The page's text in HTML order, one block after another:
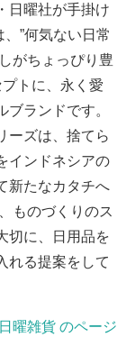
日曜社が手掛け
”何気ない日常
がちょっぴり豊
トに、永く愛
ランドです。
ーズは、捨てら
インドネシアの
新たなカタチへ
ものづくりのス
切に、日用品を
れる提案をして
日曜雑貨 のページ